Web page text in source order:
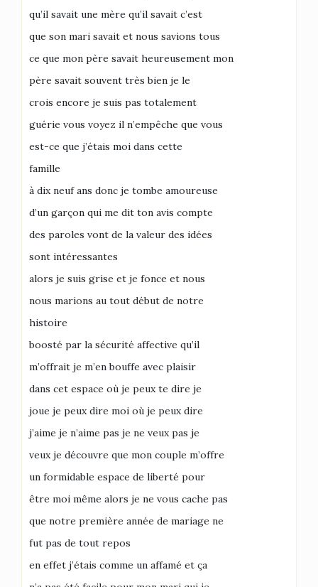
qu’il savait une mère qu’il savait c’est
que son mari savait et nous savions tous
ce que mon père savait heureusement mon
père savait souvent très bien je le
crois encore je suis pas totalement
guérie vous voyez il n’empêche que vous
est-ce que j’étais moi dans cette
famille
à dix neuf ans donc je tombe amoureuse
d’un garçon qui me dit ton avis compte
des paroles vont de la valeur des idées
sont intéressantes
alors je suis grise et je fonce et nous
nous marions au tout début de notre
histoire
boosté par la sécurité affective qu’il
m’offrait je m’en bouffe avec plaisir
dans cet espace où je peux te dire je
joue je peux dire moi où je peux dire
j’aime je n’aime pas je ne veux pas je
veux je découvre que mon couple m’offre
un formidable espace de liberté pour
être moi même alors je ne vous cache pas
que notre première année de mariage ne
fut pas de tout repos
en effet j’étais comme un affamé et ça